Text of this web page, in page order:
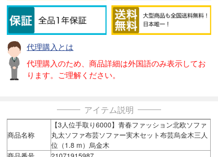
代理購入とは
代理購入のため、商品詳細は外国語のみ表示してお
ります。ご理解ください。
アイテム説明
商品名称
【3人位手取り6000】青春ファッション北欧ソファ
丸太ソファ布芸ソファー実木セット布芸烏金木三人
位（1.8 m）烏金木